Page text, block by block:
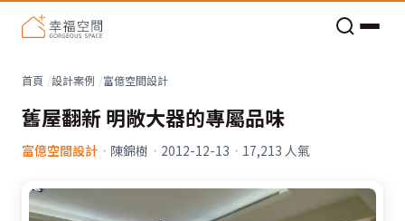
首頁 設計案例 富億空間設計
舊屋翻新 明敞大器的專屬品味
富億空間設計 · 陳錦樹 · 2012-12-13 · 17,213 人氣